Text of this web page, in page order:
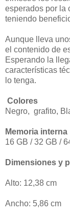
esperados por la
teniendo
Aunque lleva
el contenido de
Esperando la
características
lo tenga.
Colores
Negro, grafito,
Memoria interna
16 GB / 32 GB /
Dimensiones y
Alto: 12,38 cm
Ancho: 5,86 cm